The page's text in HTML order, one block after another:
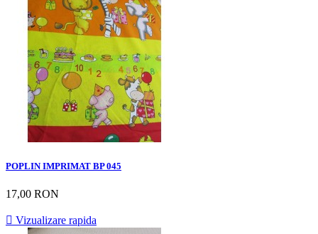
POPLIN IMPRIMAT BP 045
17,00 RON
 Vizualizare rapida